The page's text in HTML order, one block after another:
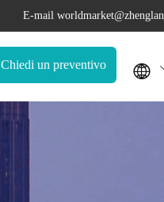
E-mail
Chiedi un preventivo 